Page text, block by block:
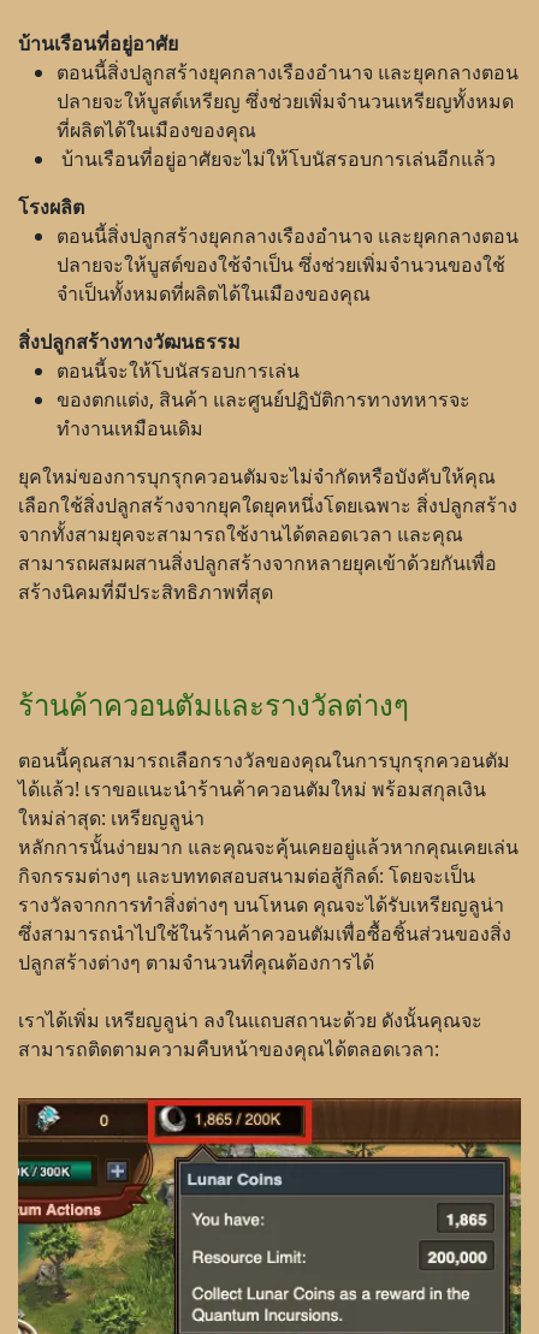
บ้านเรือนที่อยู่อาศัย
ตอนนี้สิ่งปลูกสร้างยุคกลางเรืองอำนาจ และยุคกลางตอน
ปลายจะให้บูสต์เหรียญ ซึ่งช่วยเพิ่มจำนวนเหรียญทั้งหมด
ที่ผลิตได้ในเมืองของคุณ
บ้านเรือนที่อยู่อาศัยจะไม่ให้โบนัสรอบการเล่นอีกแล้ว
โรงผลิต
ตอนนี้สิ่งปลูกสร้างยุคกลางเรืองอำนาจ และยุคกลางตอน
ปลายจะให้บูสต์ของใช้จำเป็น ซึ่งช่วยเพิ่มจำนวนของใช้
จำเป็นทั้งหมดที่ผลิตได้ในเมืองของคุณ
สิ่งปลูกสร้างทางวัฒนธรรม
ตอนนี้จะให้โบนัสรอบการเล่น
ของตกแต่ง, สินค้า และศูนย์ปฏิบัติการทางทหารจะ
ทำงานเหมือนเดิม
ยุคใหม่ของการบุกรุกควอนตัมจะไม่จำกัดหรือบังคับให้คุณ
เลือกใช้สิ่งปลูกสร้างจากยุคใดยุคหนึ่งโดยเฉพาะ สิ่งปลูกสร้าง
จากทั้งสามยุคจะสามารถใช้งานได้ตลอดเวลา และคุณ
สามารถผสมผสานสิ่งปลูกสร้างจากหลายยุคเข้าด้วยกันเพื่อ
สร้างนิคมที่มีประสิทธิภาพที่สุด
ร้านค้าควอนตัมและรางวัลต่างๆ
ตอนนี้คุณสามารถเลือกรางวัลของคุณในการบุกรุกควอนตัม
ได้แล้ว! เราขอแนะนำร้านค้าควอนตัมใหม่ พร้อมสกุลเงิน
ใหม่ล่าสุด: เหรียญลูน่า
หลักการนั้นง่ายมาก และคุณจะคุ้นเคยอยู่แล้วหากคุณเคยเล่น
กิจกรรมต่างๆ และบททดสอบสนามต่อสู้กิลด์: โดยจะเป็น
รางวัลจากการทำสิ่งต่างๆ บนโหนด คุณจะได้รับเหรียญลูน่า
ซึ่งสามารถนำไปใช้ในร้านค้าควอนตัมเพื่อซื้อชิ้นส่วนของสิ่ง
ปลูกสร้างต่างๆ ตามจำนวนที่คุณต้องการได้
เราได้เพิ่ม เหรียญลูน่า ลงในแถบสถานะด้วย ดังนั้นคุณจะ
สามารถติดตามความคืบหน้าของคุณได้ตลอดเวลา: